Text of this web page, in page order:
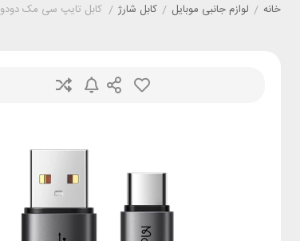
خانه / لوازم جانبی موبایل / کابل شارژ / کابل تایپ سی مک دودو Mcdodo CA-3590 جریان 6 آمپر طول 1.2 متر